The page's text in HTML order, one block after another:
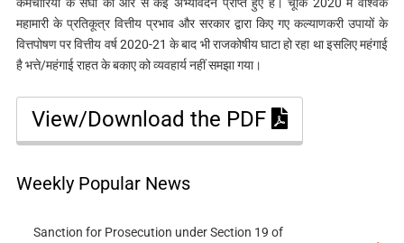
महामारी के प्रतिकूत्र वित्तीय प्रभाव और सरकार द्वारा किए गए कल्याणकरी उपायों के
वित्तपोषण पर वित्तीय वर्ष 2020-21 के बाद भी राजकोषीय घाटा हो रहा था इसलिए महंगाई
है भत्ते/महंगाई राहत के बकाए को व्यवहार्य नहीं समझा गया।
View/Download the PDF
Weekly Popular News
Sanction for Prosecution under Section 19 of